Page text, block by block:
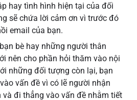
hay tình hình hiện tại của đối
sẽ chứa lời cảm ơn vì trước đó
email của bạn.
bè hay những người thân
nên cho phần hỏi thăm vào nội
những đối tượng còn lại, bạn
vấn đề vì có lẽ người nhận
đi thẳng vào vấn đề nhằm tiết